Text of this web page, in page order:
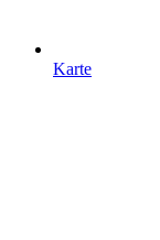
Karte